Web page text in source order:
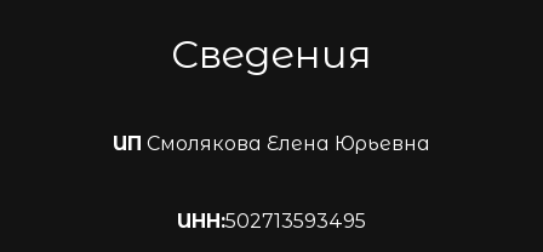
Сведения
ИП Смолякова Елена Юрьевна
ИНН:502713593495